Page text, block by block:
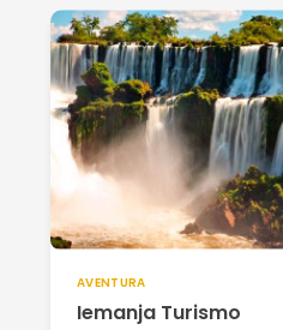
AVENTURA
Iemanja Turismo